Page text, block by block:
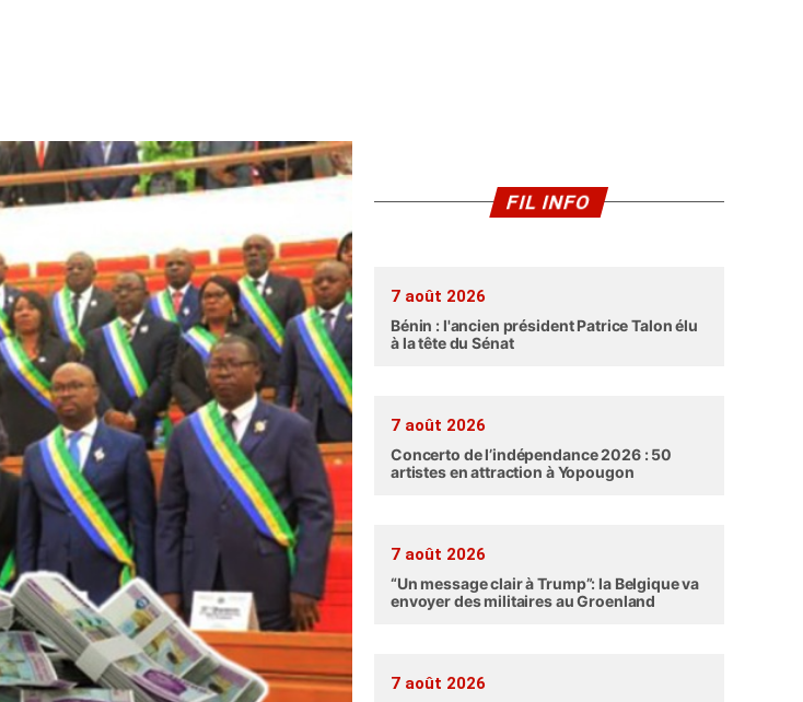
FIL INFO
7 août 2026
Bénin : l'ancien président Patrice Talon élu
à la tête du Sénat
7 août 2026
Concerto de l’indépendance 2026 : 50
artistes en attraction à Yopougon
7 août 2026
“Un message clair à Trump”: la Belgique va
envoyer des militaires au Groenland
7 août 2026